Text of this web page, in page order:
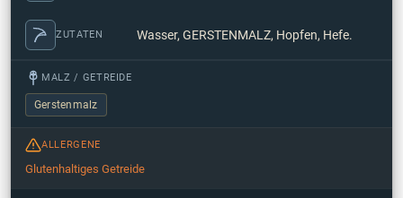
ZUTATEN Wasser, GERSTENMALZ, Hopfen, Hefe.
MALZ / GETREIDE
Gerstenmalz
ALLERGENE
Glutenhaltiges Getreide